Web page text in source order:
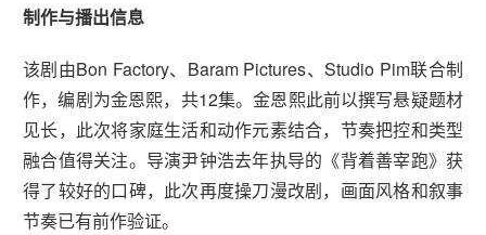
制作与播出信息
该剧由Bon Factory、Baram Pictures、Studio Pim联合制
作，编剧为金恩熙，共12集。金恩熙此前以撰写悬疑题材
见长，此次将家庭生活和动作元素结合，节奏把控和类型
融合值得关注。导演尹钟浩去年执导的《背着善宰跑》获
得了较好的口碑，此次再度操刀漫改剧，画面风格和叙事
节奏已有前作验证。